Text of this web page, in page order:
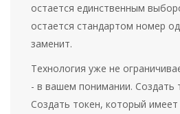
остается единственным
остается стандартом номер
заменит.
Технология уже не
- в вашем понимании. Создать
Создать токен, который